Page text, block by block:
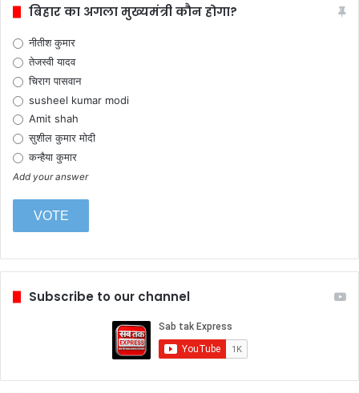
बिहार का अगला मुख्यमंत्री कौन होगा?
नीतीश कुमार
तेजस्वी यादव
चिराग पासवान
susheel kumar modi
Amit shah
सुशील कुमार मोदी
कन्हैया कुमार
Add your answer
Subscribe to our channel